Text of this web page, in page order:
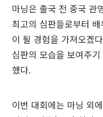
마닝은 출국 전 중국 관
최고의 심판들로부터
이 될 경험을 가져오겠
심판의 모습을 보여주
했다.
이번 대회에는 마닝 외